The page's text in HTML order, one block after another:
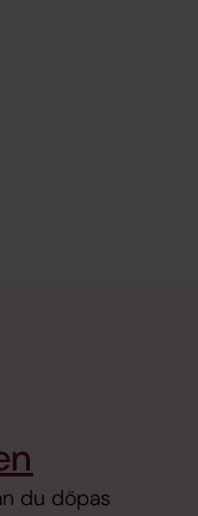
du döpas